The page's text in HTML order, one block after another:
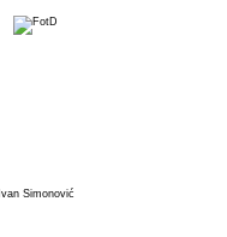
Ivan Simonović